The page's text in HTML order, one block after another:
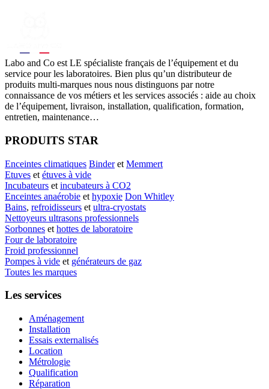
Labo and Co est LE spécialiste français de l’équipement et du
service pour les laboratoires. Bien plus qu’un distributeur de
produits multi-marques nous nous distinguons par notre
connaissance de vos métiers et les services associés : aide au choix
de l’équipement, livraison, installation, qualification, formation,
entretien, maintenance…
PRODUITS STAR
Enceintes climatiques Binderet Memmert
Etuves et étuves à vide
Incubateurs et incubateurs à CO2
Enceintes anaérobie et hypoxie Don Whitley
Bains, refroidisseurs et ultra-cryostats
Nettoyeurs ultrasons professionnels
Sorbonnes et hottes de laboratoire
Four de laboratoire
Froid professionnel
Pompes à vide et générateurs de gaz
Toutes les marques
Les services
Aménagement
Installation
Essais externalisés
Location
Métrologie
Qualification
Réparation